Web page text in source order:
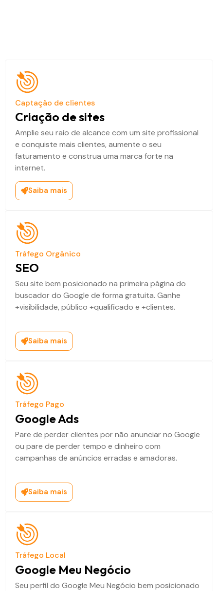
Captação de clientes
Criação de sites
Amplie seu raio de alcance com um site profissional
e conquiste mais clientes, aumente o seu
faturamento e construa uma marca forte na
internet.
Saiba mais
Tráfego Orgânico
SEO
Seu site bem posicionado na primeira página do
buscador do Google de forma gratuita. Ganhe
+visibilidade, público +qualificado e +clientes.
Saiba mais
Tráfego Pago
Google Ads
Pare de perder clientes por não anunciar no Google
ou pare de perder tempo e dinheiro com
campanhas de anúncios erradas e amadoras.
Saiba mais
Tráfego Local
Google Meu Negócio
Seu perfil do Google Meu Negócio bem posicionado